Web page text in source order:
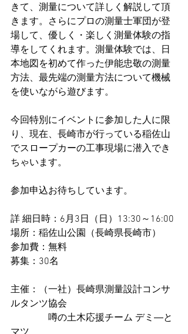
きて、測量について詳しく解説して頂
きます。さらにプロの測量士軍団が登
場して、優しく・楽しく測量体験の指
導をしてくれます。測量体験では、日
本地図を初めて作った伊能忠敬の測量
方法、最先端の測量方法について機械
を使いながら遊びます。
今回特別にイベントに参加した人に限
り、現在、長崎市が行っている稲佐山
でスロープカーの工事現場に潜入でき
ちゃいます。
参加申込お待ちしています。
詳 細日時：6月3日（日）13:30～16:00
場所：稲佐山公園（長崎県長崎市）
参加費：無料
募集：30名
主催：（一社）長崎県測量設計コンサ
ルタンツ協会
噂の土木応援チーム デミ―と